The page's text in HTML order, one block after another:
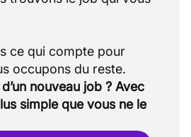
ce qui compte pour
nouveau job ? Avec
simple que vous ne le